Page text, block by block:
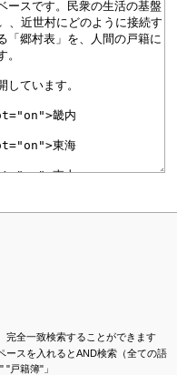
完全一致検索することができます
ースを入れるとAND検索（全ての語
戸籍簿"」